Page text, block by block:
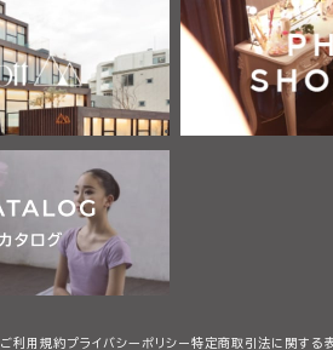
ご利用規約プライバシーポリシー 特定商取引法に関する